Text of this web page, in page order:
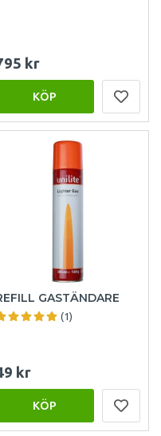
kr
KÖP
GASTÄNDARE
(1)
kr
KÖP